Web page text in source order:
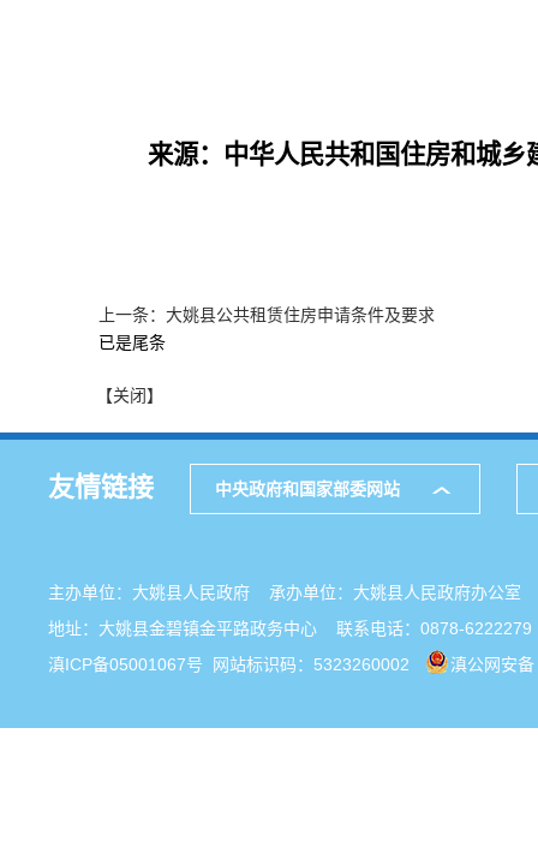
来源： 中华人民共和国住房和城乡
上一条：大姚县公共租赁住房申请条件及要求
已是尾条
【关闭】
友情链接 中央政府和国家部委网站
主办单位：大姚县人民政府 承办单位：大姚县人民政府办公
地址：大姚县金碧镇金平路政务中心 联系电话：0878-6222279
滇ICP备05001067号 网站标识码：5323260002 滇公网安